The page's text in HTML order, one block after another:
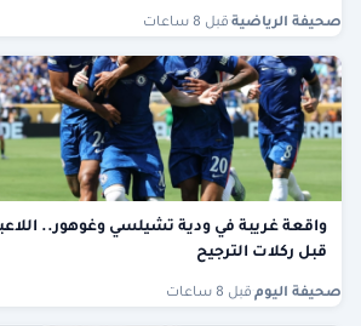
صحيفة الرياضية قبل 8 ساعات
واقعة غريبة في ودية تشيلسي وغوهور..
قبل ركلات الترجيح
صحيفة اليوم قبل 8 ساعات